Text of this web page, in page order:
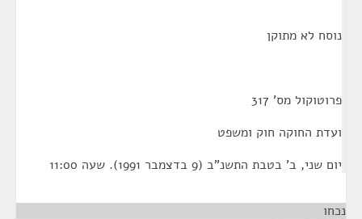
נוסח לא מתוקן
פרוטוקול מס' 317
ועדת החוקה חוק ומשפט
יום שני, ב' בטבת התשנ"ב (9 בדצמבר 1991). שעה 11:00
נכחו